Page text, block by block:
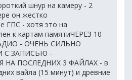
шнур на камеру - 2
он жестко
ГПС - хотя это на
к картам памятиЧЕРЕЗ 10
- ОЧЕНЬ СИЛЬНО
С ЗАПИСЬЮ -
НА ПОСЛЕДНИХ 3 ФАЙЛАХ - в
вайла (15 минут) и древние